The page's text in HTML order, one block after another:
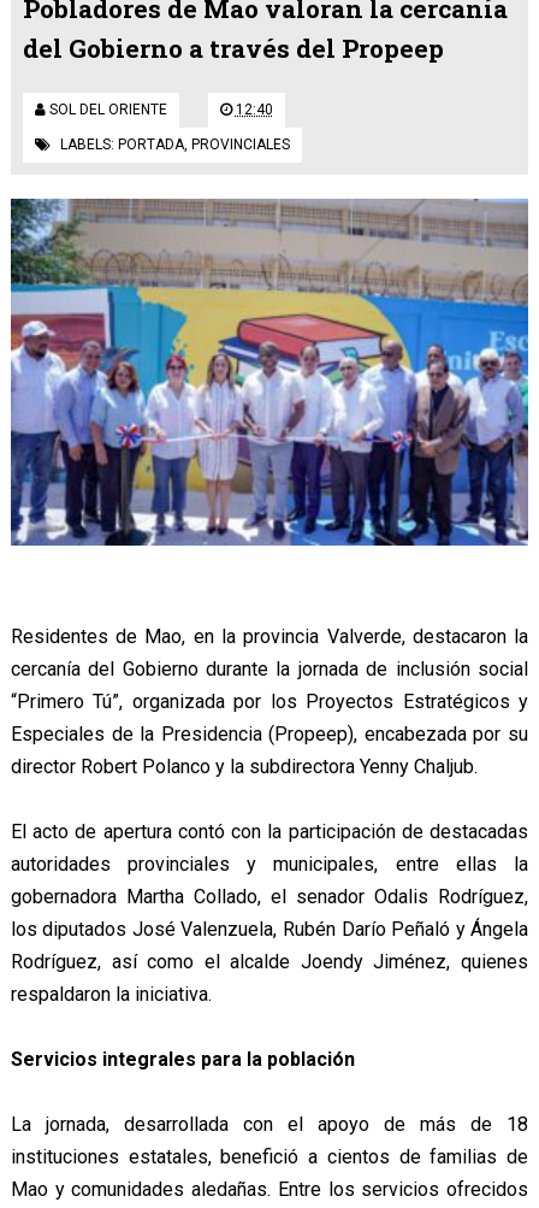
Pobladores de Mao valoran la cercanía
del Gobierno a través del Propeep
SOL DEL ORIENTE 12:40
LABELS: PORTADA, PROVINCIALES
Residentes de Mao, en la provincia Valverde, destacaron la
cercanía del Gobierno durante la jornada de inclusión social
“Primero Tú”, organizada por los Proyectos Estratégicos y
Especiales de la Presidencia (Propeep), encabezada por su
director Robert Polanco y la subdirectora Yenny Chaljub.
El acto de apertura contó con la participación de destacadas
autoridades provinciales y municipales, entre ellas la
gobernadora Martha Collado, el senador Odalis Rodríguez,
los diputados José Valenzuela, Rubén Darío Peñaló y Ángela
Rodríguez, así como el alcalde Joendy Jiménez, quienes
respaldaron la iniciativa.
Servicios integrales para la población
La jornada, desarrollada con el apoyo de más de 18
instituciones estatales, benefició a cientos de familias de
Mao y comunidades aledañas. Entre los servicios ofrecidos